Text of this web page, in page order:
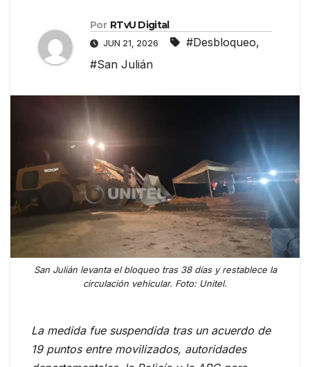
Por RTvU Digital
JUN 21, 2026 #Desbloqueo,
#San Julián
San Julián levanta el bloqueo tras 38 días y restablece la
circulación vehicular. Foto: Unitel.
La medida fue suspendida tras un acuerdo de
19 puntos entre movilizados, autoridades